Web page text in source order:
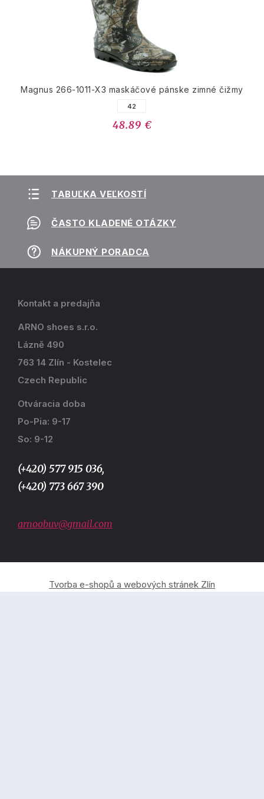
Magnus 266-1011-X3 maskáčové pánske zimné čižmy
42
48.89 €
TABUĽKA VEĽKOSTÍ
ČASTO KLADENÉ OTÁZKY
NÁKUPNÝ PORADCA
Kontakt a predajňa
ARNO shoes s.r.o.
Lázně 490
763 14 Zlín - Kostelec
Czech Republic
Otváracia doba
Po-Pia: 9-17
So: 9-12
(+420) 577 915 036,
(+420) 773 667 390
arnoobuv@gmail.com
Tvorba e-shopů a webových stránek Zlín